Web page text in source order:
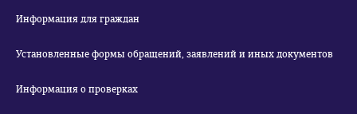
Информация для граждан
Установленные формы обращений, заявлений и иных документов
Информация о проверках